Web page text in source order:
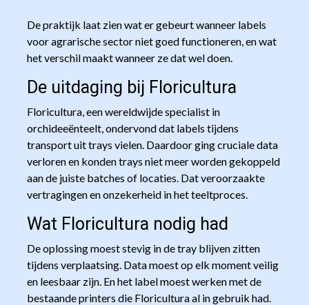
De praktijk laat zien wat er gebeurt wanneer labels
voor agrarische sector niet goed functioneren, en wat
het verschil maakt wanneer ze dat wel doen.
De uitdaging bij Floricultura
Floricultura, een wereldwijde specialist in
orchideeënteelt, ondervond dat labels tijdens
transport uit trays vielen. Daardoor ging cruciale data
verloren en konden trays niet meer worden gekoppeld
aan de juiste batches of locaties. Dat veroorzaakte
vertragingen en onzekerheid in het teeltproces.
Wat Floricultura nodig had
De oplossing moest stevig in de tray blijven zitten
tijdens verplaatsing. Data moest op elk moment veilig
en leesbaar zijn. En het label moest werken met de
bestaande printers die Floricultura al in gebruik had.